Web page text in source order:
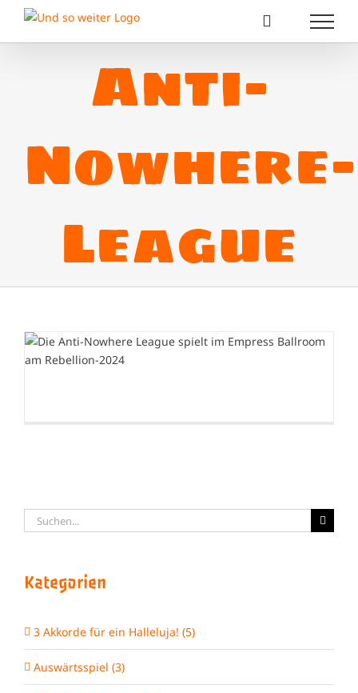
springen
Anti-
Nowhere-
League
Suche
nach:
Kategorien
3 Akkorde für ein Halleluja! (5)
Auswärtsspiel (3)